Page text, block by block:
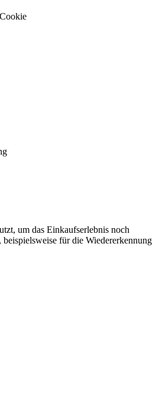
um das Einkaufserlebnis noch
beispielsweise für die Wiedererkennung